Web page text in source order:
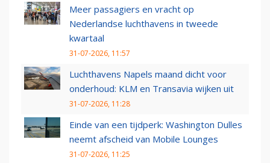
Meer passagiers en vracht op
Nederlandse luchthavens in tweede
kwartaal
31-07-2026, 11:57
Luchthavens Napels maand dicht voor
onderhoud: KLM en Transavia wijken uit
31-07-2026, 11:28
Einde van een tijdperk: Washington Dulles
neemt afscheid van Mobile Lounges
31-07-2026, 11:25